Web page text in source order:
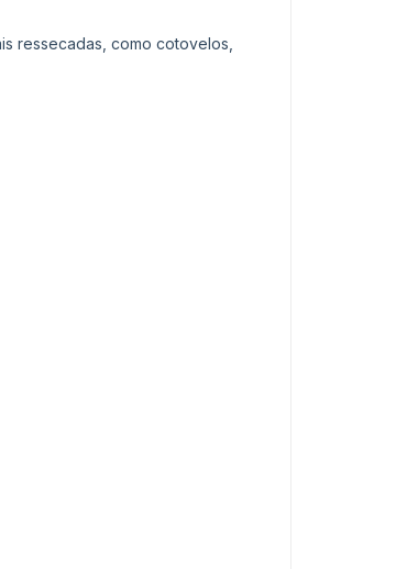
ressecadas, como cotovelos,